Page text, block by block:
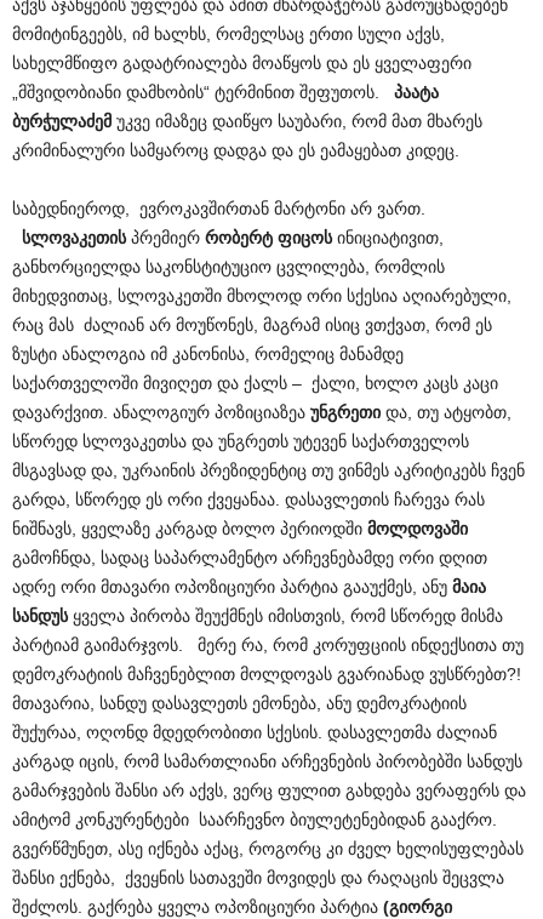
აქვს აჯანყების უფლება და ამით მხარდაჭერას გამოუცხადებენ
მომიტინგეებს, იმ ხალხს, რომელსაც ერთი სული აქვს,
სახელმწიფო გადატრიალება მოაწყოს და ეს ყველაფერი
„მშვიდობიანი დამხობის“ ტერმინით შეფუთოს. პაატა
ბურჭულაძემ უკვე იმაზეც დაიწყო საუბარი, რომ მათ მხარეს
კრიმინალური სამყაროც დადგა და ეს ეამაყებათ კიდეც.
საბედნიეროდ, ევროკავშირთან მარტონი არ ვართ.
სლოვაკეთისპრემიერ რობერტ ფიცოსინიციატივით,
განხორციელდა საკონსტიტუციო ცვლილება, რომლის
მიხედვითაც, სლოვაკეთში მხოლოდ ორი სქესია აღიარებული,
რაც მას ძალიან არ მოუწონეს, მაგრამ ისიც ვთქვათ, რომ ეს
ზუსტი ანალოგია იმ კანონისა, რომელიც მანამდე
საქართველოში მივიღეთ და ქალს – ქალი, ხოლო კაცს კაცი
დავარქვით. ანალოგიურ პოზიციაზეა უნგრეთი და, თუ ატყობთ,
სწორედ სლოვაკეთსა და უნგრეთს უტევენ საქართველოს
მსგავსად და, უკრაინის პრეზიდენტიც თუ ვინმეს აკრიტიკებს ჩვენ
გარდა, სწორედ ეს ორი ქვეყანაა. დასავლეთის ჩარევა რას
ნიშნავს, ყველაზე კარგად ბოლო პერიოდში მოლდოვაში
გამოჩნდა, სადაც საპარლამენტო არჩევნებამდე ორი დღით
ადრე ორი მთავარი ოპოზიციური პარტია გააუქმეს, ანუ მაია
სანდუსყველა პირობა შეუქმნეს იმისთვის, რომ სწორედ მისმა
პარტიამ გაიმარჯვოს. მერე რა, რომ კორუფციის ინდექსითა თუ
დემოკრატიის მაჩვენებლით მოლდოვას გვარიანად ვუსწრებთ?!
მთავარია, სანდუ დასავლეთს ემონება, ანუ დემოკრატიის
შუქურაა, ოღონდ მდედრობითი სქესის. დასავლეთმა ძალიან
კარგად იცის, რომ სამართლიანი არჩევნების პირობებში სანდუს
გამარჯვების შანსი არ აქვს, ვერც ფულით გახდება ვერაფერს და
ამიტომ კონკურენტები საარჩევნო ბიულეტენებიდან გააქრო.
გვერწმუნეთ, ასე იქნება აქაც, როგორც კი ძველ ხელისუფლებას
შანსი ექნება, ქვეყნის სათავეში მოვიდეს და რაღაცის შეცვლა
შეძლოს. გაქრება ყველა ოპოზიციური პარტია (გიორგი